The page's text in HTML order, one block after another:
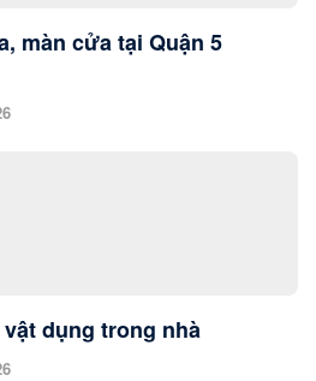
màn cửa tại Quận 5
dụng trong nhà